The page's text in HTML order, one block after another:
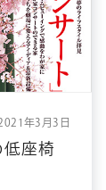
年3月3日
座椅